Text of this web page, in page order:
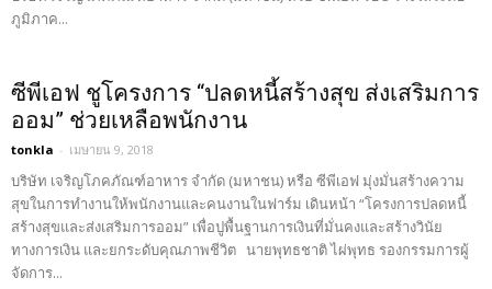
ภูมิภาค...
ซีพีเอฟ ชูโครงการ “ปลดหนี้สร้างสุข ส่งเสริมการ
ออม” ช่วยเหลือพนักงาน
tonkla - เมษายน 9, 2018
บริษัท เจริญโภคภัณฑ์อาหาร จำกัด (มหาชน) หรือ ซีพีเอฟ มุ่งมั่นสร้างความ
สุขในการทำงานให้พนักงานและคนงานในฟาร์ม เดินหน้า “โครงการปลดหนี้
สร้างสุขและส่งเสริมการออม” เพื่อปูพื้นฐานการเงินที่มั่นคงและสร้างวินัย
ทางการเงิน และยกระดับคุณภาพชีวิต นายพุทธชาติ ไผ่พุทธ รองกรรมการผู้
จัดการ...